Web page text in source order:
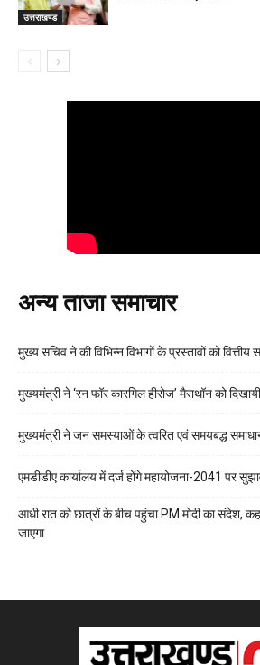
उत्तराखण्ड
अन्य ताजा समाचार
मुख्य सचिव ने की विभिन्न विभागों के प्रस्तावों को वित्तीय
मुख्यमंत्री ने ‘रन फॉर कारगिल हीरोज’ मैराथॉन को
मुख्यमंत्री ने जन समस्याओं के त्वरित एवं समयबद्ध
एमडीडीए कार्यालय में दर्ज होंगे महायोजना-2041 पर
आधी रात को छात्रों के बीच पहुंचा PM मोदी का संदेश,
जाएगा